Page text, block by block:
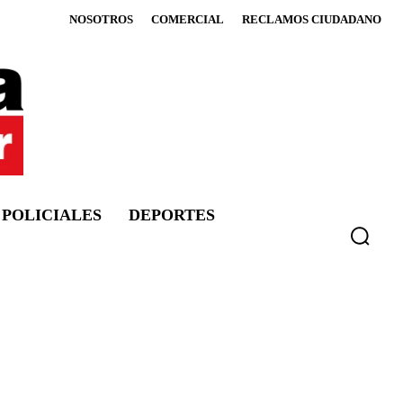
NOSOTROS COMERCIAL RECLAMOS CIUDADANO
POLICIALES DEPORTES